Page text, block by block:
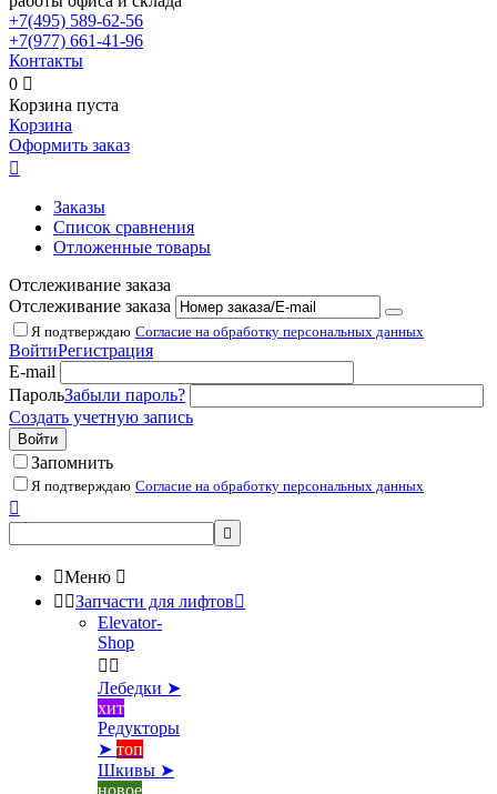
+7(495) 589-62-56
+7(977) 661-41-96
Контакты
0 
Корзина пуста
Корзина
Оформить заказ

Заказы
Список сравнения
Отложенные товары
Отслеживание заказа
Отслеживание заказа
Я подтверждаю Согласие на обработку персональных данных
ВойтиРегистрация
E-mail
ПарольЗабыли пароль?
Создать учетную запись
Войти
Запомнить
Я подтверждаю Согласие на обработку персональных данных


Меню 
 Запчасти для лифтов
Elevator-
Shop
 
Лебедки ➤
хит
Редукторы
➤ топ
Шкивы ➤
новое